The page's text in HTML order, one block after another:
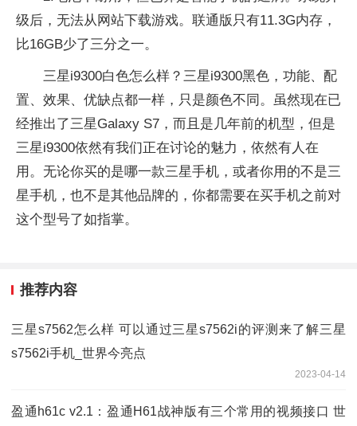
级后，无法从网站下载游戏。联通版只有11.3G内存，
比16GB少了三分之一。
三星i9300白色怎么样？三星i9300黑色，功能、配
置、效果、优缺点都一样，只是颜色不同。虽然现在已
经推出了三星Galaxy S7，而且是几年前的机型，但是
三星i9300依然有我们正在讨论的魅力，依然有人在
用。无论你买的是哪一款三星手机，或者你用的不是三
星手机，也不是其他品牌的，你都需要在买手机之前对
这个型号了如指掌。
推荐内容
三星s7562怎么样 可以通过三星s7562i的评测来了解三星
s7562i手机_世界今亮点
2023-04-14
盈通h61c v2.1：盈通H61战神版有三个常用的视频接口 世